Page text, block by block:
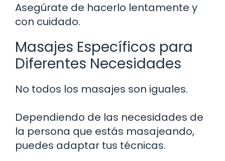
Asegúrate de hacerlo lentamente y
con cuidado.
Masajes Específicos para
Diferentes Necesidades
No todos los masajes son iguales.
Dependiendo de las necesidades de
la persona que estás masajeando,
puedes adaptar tus técnicas.